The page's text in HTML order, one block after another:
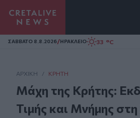
Homepage
ΣAΒΒΑΤΟ 8.8.2026/ΗΡΑΚΛΕΙΟ 33 °C
ΑΡΧΙΚΗ / ΚΡΉΤΗ
Μάχη της Κρήτης:
Τιμής και Μνήμης